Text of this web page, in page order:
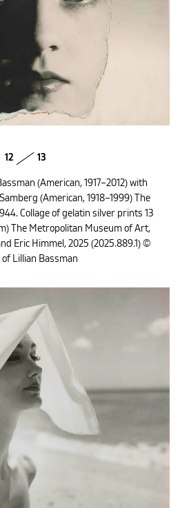
12 13
(American, 1917–2012) with
(American, 1918–1999) The
Collage of gelatin silver prints 13
The Metropolitan Museum of Art,
Eric Himmel, 2025 (2025.889.1) ©
of Lillian Bassman